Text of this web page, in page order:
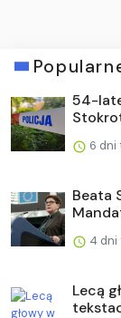
54-
6 dni
Beata
4 dni
Lecą